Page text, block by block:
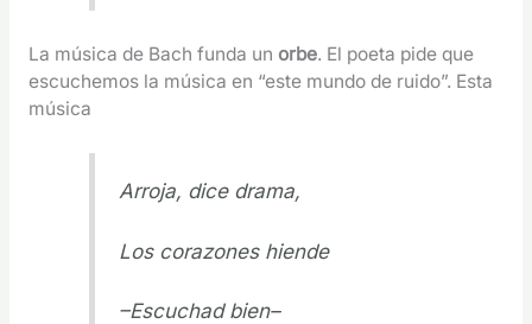
La música de Bach funda un orbe. El poeta pide que
escuchemos la música en “este mundo de ruido”. Esta
música
Arroja, dice drama,
Los corazones hiende
–Escuchad bien–